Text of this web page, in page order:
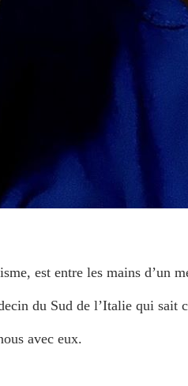
est entre les mains d’un
du Sud de l’Italie qui sait
avec eux.